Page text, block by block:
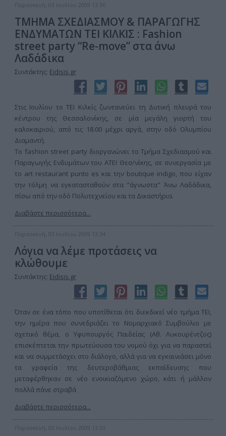
Παρασκευή, 03 Ιουλίου 2009 13:36
ΤΜΗΜΑ ΣΧΕΔΙΑΣΜΟΥ & ΠΑΡΑΓΩΓΗΣ
ΕΝΔΥΜΑΤΩΝ ΤΕΙ ΚΙΛΚΙΣ : Fashion
street party “Re-move” στα άνω
Λαδάδικα
Συντάκτης: Eidisis.gr
Στις Ιουλίου το ΤΕΙ Κιλκίς ζωντανεύει τη Δυτική πλευρά του
κέντρου της Θεσσαλονίκης, σε μία μεγάλη γιορτή του
καλοκαιριού, από τις 18.00 μέχρι αργά, στην οδό Ολυμπίου
Διαμαντή.
Το fashion street party διοργανώνει το Τμήμα Σχεδιασμού και
Παραγωγής Ενδυμάτων του ΑΤΕΙ Θεσ/νίκης, σε συνεργασία με
το art restaurant punto es και την boutique indigo, που είχαν
την τόλμη να εγκατασταθούν στα "άγνωστα" Άνω Λαδάδικα,
πίσω από την οδό Πολυτεχνείου και τα Δικαστήρια.
Διαβάστε περισσότερα...
Παρασκευή, 03 Ιουλίου 2009 13:34
Λόγια να λέμε προτάσεις να
κλώθουμε
Συντάκτης: Eidisis.gr
Όταν σε ένα τόπο που υποτίθεται ότι διεκδικεί νέο τμήμα ΤΕΙ,
την ημέρα που συνεδριάζει το Νομαρχιακό Συμβούλιο με
σχετικό θέμα, ο Υφυπουργός Παιδείας (Αθ. Λυκουρέντζος)
επισκέπτεται την πρωτεύουσα του νομού όχι για να παραστεί
και να συμμετάσχει στο διάλογο, αλλά για να εγκαινιάσει μόνο
τα γραφεία της δευτεροβάθμιας εκπαίδευσης που
μεταφέρθηκαν σε νέο ενοικιαζόμενο χώρο, κάτι ή μάλλον
πολλά πάνε στραβά
Διαβάστε περισσότερα...
Παρασκευή, 03 Ιουλίου 2009 13:33